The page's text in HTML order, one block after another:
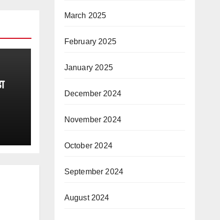
March 2025
February 2025
January 2025
December 2024
November 2024
October 2024
September 2024
August 2024